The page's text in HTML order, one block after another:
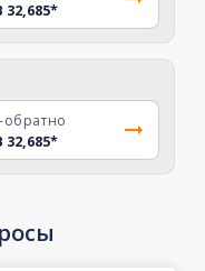
32,685*
обратно
32,685*